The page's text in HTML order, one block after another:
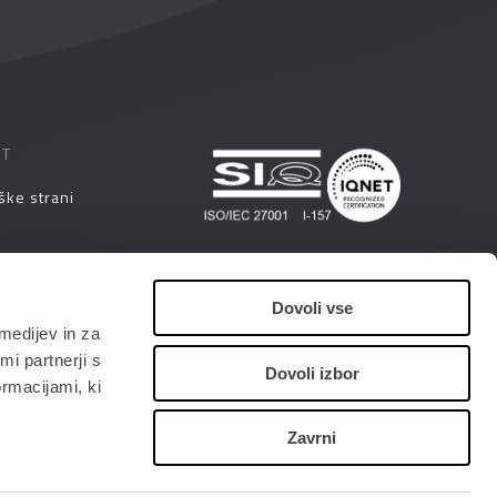
in za
partnerji s
ki
Dovoli vse
Dovoli izbor
Zavrni
strani